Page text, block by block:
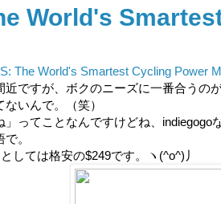
World's
The World's Smartest Cycling Power
ですが、ボクのニーズに一番合うの
いんで。（笑）
」ってことなんですけどね、indiegogo
。
しては格安の$249です。ヽ(^o^)丿